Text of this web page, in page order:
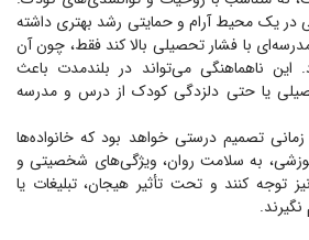
در یک محیط آرام و حمایتی رشد بهتری داشته
مدرسه‌ای با فشار تحصیلی بالا کند فقط، چون آن
این ناهماهنگی می‌تواند در بلندمدت باعث
یا حتی دلزدگی کودک از درس و مدرسه
تصمیم درستی خواهد بود که خانواده‌ها
به سلامت روان، ویژگی‌های شخصیتی و
توجه کنند و تحت تأثیر هیجان، تبلیغات یا